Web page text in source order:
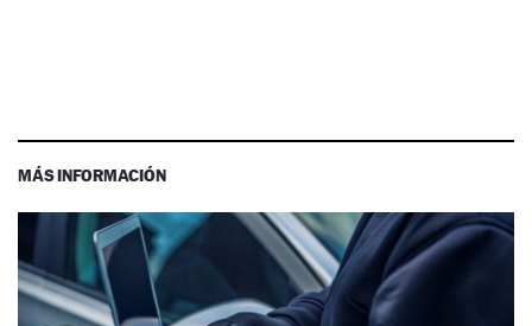
MÁS INFORMACIÓN